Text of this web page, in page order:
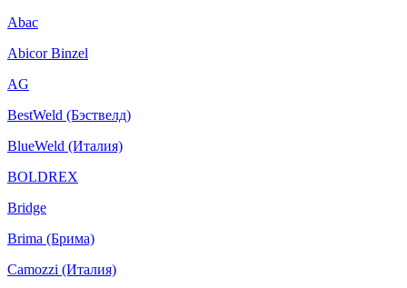
Abac
Abicor Binzel
AG
BestWeld (Бэствелд)
BlueWeld (Италия)
BOLDREX
Bridge
Brima (Брима)
Camozzi (Италия)